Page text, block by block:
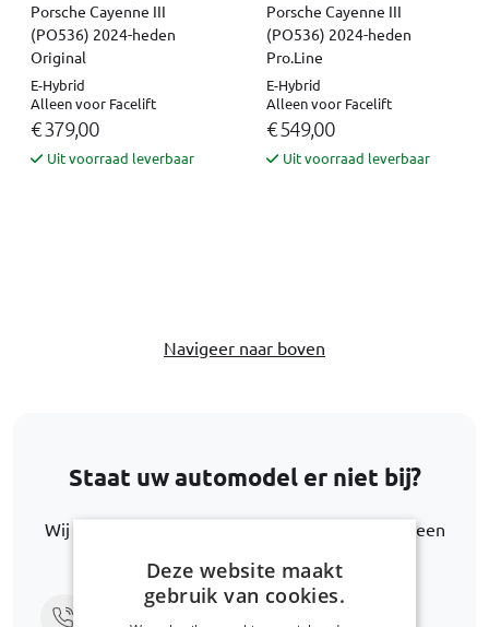
Porsche Cayenne III
(PO536) 2024-heden
Original
E-Hybrid
Alleen voor Facelift
€ 379,00
Uit voorraad leverbaar
Porsche Cayenne III
(PO536) 2024-heden
Pro.Line
E-Hybrid
Alleen voor Facelift
€ 549,00
Uit voorraad leverbaar
Navigeer naar boven
Staat uw automodel er niet bij?
Wij helpen u graag verder met het zoeken naar een
Deze website maakt
gebruik van cookies.